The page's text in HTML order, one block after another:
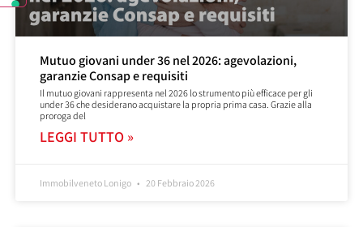
Mutuo giovani under 36 nel 2026: agevolazioni,
garanzie Consap e requisiti
Il mutuo giovani rappresenta nel 2026 lo strumento più efficace per gli
under 36 che desiderano acquistare la propria prima casa. Grazie alla
proroga del
LEGGI TUTTO »
Immobilveneto Lonigo 20 Febbraio 2026